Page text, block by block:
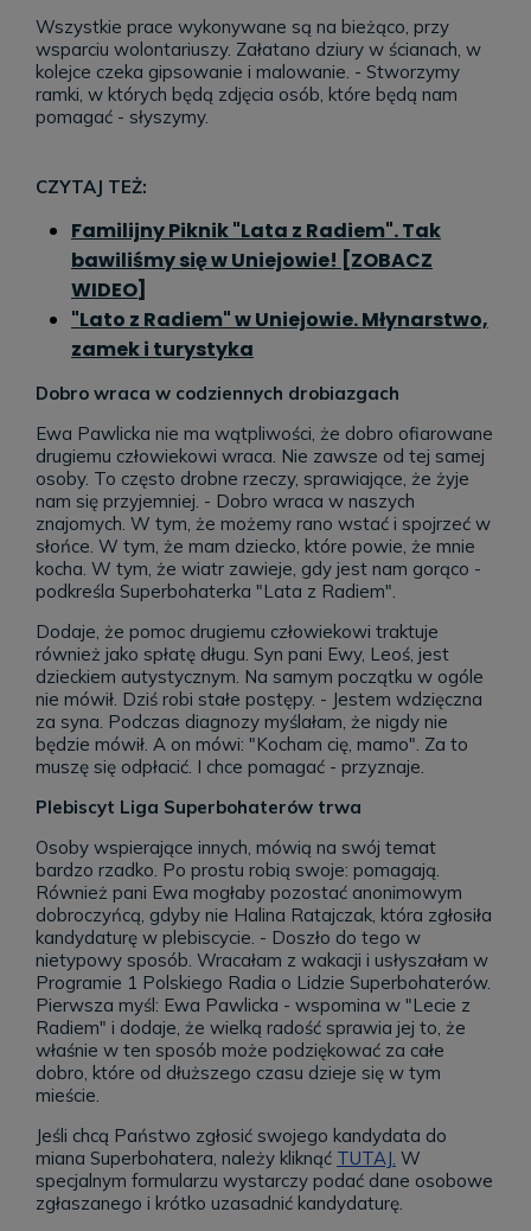
Wszystkie prace wykonywane są na bieżąco, przy
wsparciu wolontariuszy. Załatano dziury w ścianach, w
kolejce czeka gipsowanie i malowanie. - Stworzymy
ramki, w których będą zdjęcia osób, które będą nam
pomagać - słyszymy.
CZYTAJ TEŻ:
Familijny Piknik "Lata z Radiem". Tak
bawiliśmy się w Uniejowie! [ZOBACZ
WIDEO]
"Lato z Radiem" w Uniejowie. Młynarstwo,
zamek i turystyka
Dobro wraca w codziennych drobiazgach
Ewa Pawlicka nie ma wątpliwości, że dobro ofiarowane
drugiemu człowiekowi wraca. Nie zawsze od tej samej
osoby. To często drobne rzeczy, sprawiające, że żyje
nam się przyjemniej. - Dobro wraca w naszych
znajomych. W tym, że możemy rano wstać i spojrzeć w
słońce. W tym, że mam dziecko, które powie, że mnie
kocha. W tym, że wiatr zawieje, gdy jest nam gorąco -
podkreśla Superbohaterka "Lata z Radiem".
Dodaje, że pomoc drugiemu człowiekowi traktuje
również jako spłatę długu. Syn pani Ewy, Leoś, jest
dzieckiem autystycznym. Na samym początku w ogóle
nie mówił. Dziś robi stałe postępy. - Jestem wdzięczna
za syna. Podczas diagnozy myślałam, że nigdy nie
będzie mówił. A on mówi: "Kocham cię, mamo". Za to
muszę się odpłacić. I chce pomagać - przyznaje.
Plebiscyt Liga Superbohaterów trwa
Osoby wspierające innych, mówią na swój temat
bardzo rzadko. Po prostu robią swoje: pomagają.
Również pani Ewa mogłaby pozostać anonimowym
dobroczyńcą, gdyby nie Halina Ratajczak, która zgłosiła
kandydaturę w plebiscycie. - Doszło do tego w
nietypowy sposób. Wracałam z wakacji i usłyszałam w
Programie 1 Polskiego Radia o Lidzie Superbohaterów.
Pierwsza myśl: Ewa Pawlicka - wspomina w "Lecie z
Radiem" i dodaje, że wielką radość sprawia jej to, że
właśnie w ten sposób może podziękować za całe
dobro, które od dłuższego czasu dzieje się w tym
mieście.
Jeśli chcą Państwo zgłosić swojego kandydata do
miana Superbohatera, należy kliknąć TUTAJ. W
specjalnym formularzu wystarczy podać dane osobowe
zgłaszanego i krótko uzasadnić kandydaturę.